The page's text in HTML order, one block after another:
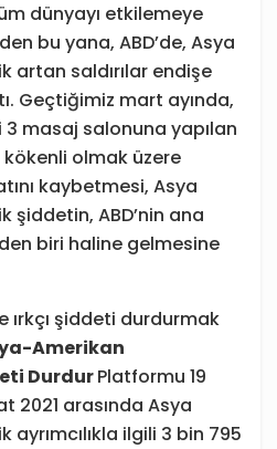
dünyayı etkilemeye
bu yana, ABD’de, Asya
artan saldırılar endişe
Geçtiğimiz mart ayında,
masaj salonuna yapılan
kökenli olmak üzere
kaybetmesi, Asya
şiddetin, ABD’nin ana
biri haline gelmesine
ırkçı şiddeti durdurmak
Amerikan
DurdurPlatformu 19
2021 arasında Asya
ayrımcılıkla ilgili 3 bin 795